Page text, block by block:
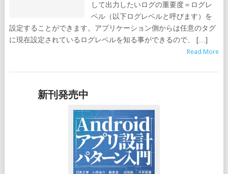
して出力したいログの重要度＝ログレ
ベル（以下ログレベルと呼びます）を
設定することができます。アプリケーション側からは任意のタグ
に現在設定されているログレベルを知る事ができるので、 […]
Read More
新刊発売中